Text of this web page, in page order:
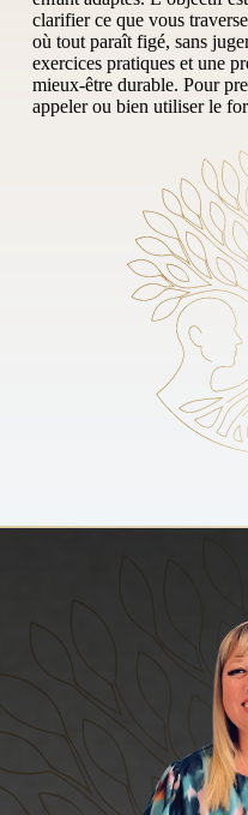
clarifier ce que vous
où tout paraît figé, sans
exercices pratiques et une
mieux-être durable. Pour
appeler ou bien utiliser le